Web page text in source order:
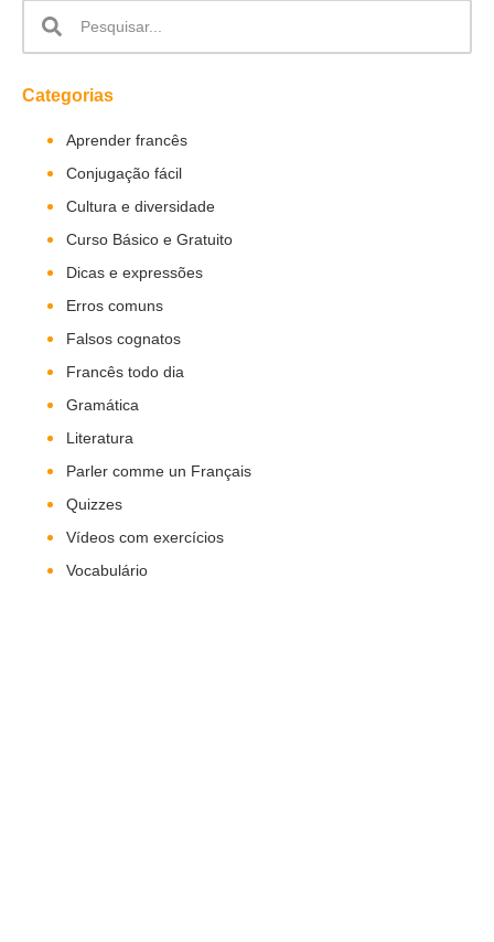
Categorias
Aprender francês
Conjugação fácil
Cultura e diversidade
Curso Básico e Gratuito
Dicas e expressões
Erros comuns
Falsos cognatos
Francês todo dia
Gramática
Literatura
Parler comme un Français
Quizzes
Vídeos com exercícios
Vocabulário